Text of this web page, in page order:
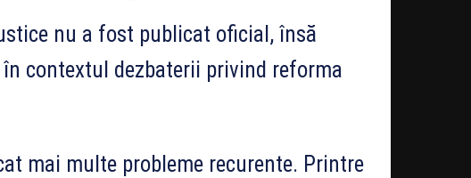
nu a fost publicat oficial, însă
contextul dezbaterii privind reforma
mai multe probleme recurente. Printre